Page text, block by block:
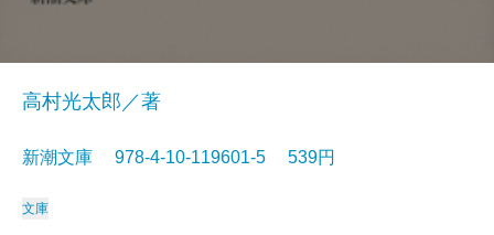
高村光太郎／著
新潮文庫 978-4-10-119601-5 539円
文庫